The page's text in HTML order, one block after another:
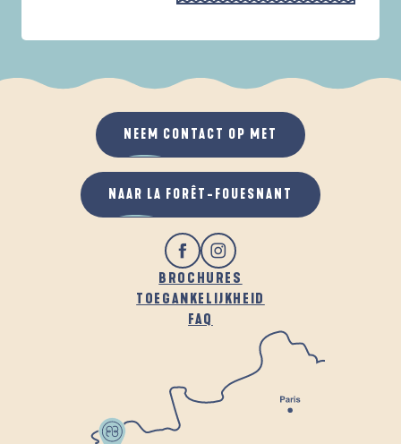
ALS HET REGENT
IN DE FRISSE LUCHT
BROCHURES
TOEGANKELIJKHEID
FAQ
NEEM CONTACT OP MET
NAAR LA FORÊT-FOUESNANT